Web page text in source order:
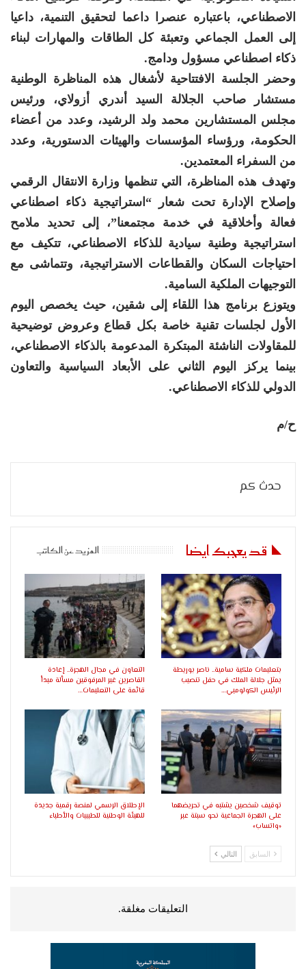
الاصطناعي، باعتباره عنصرا داعما لتحقيق التنمية، داعيا
إلى العمل الجماعي وتعبئة كل الطاقات والمهارات لبناء
ذكاء اصطناعي مسؤول ودامج.
وحضر الجلسة الافتتاحية لأشغال هذه المناظرة الوطنية
مستشار صاحب الجلالة السيد أندري أزولاي، ورئيس
مجلس المستشارين محمد ولد الرشيد، وعدد من أعضاء
الحكومة، ورؤساء المؤسسات والهيئات الدستورية، وعدد
من السفراء المعتمدين.
وتهدف هذه المناظرة، التي تنظمها وزارة الانتقال الرقمي
وإصلاح الإدارة تحت شعار “استراتيجية ذكاء اصطناعي
فعالة وأخلاقية في خدمة مجتمعنا”، إلى تحديد ملامح
استراتيجية وطنية سيادية للذكاء الاصطناعي، تتكيف مع
احتياجات السكان والقطاعات الاستراتيجية، وتتماشى مع
التوجيهات الملكية السامية.
ويتوزع برنامج هذا اللقاء إلى شقين، حيث يخصص اليوم
الأول لجلسات تقنية خاصة بكل قطاع وعروض توضيحية
للمقاولات الناشئة المبتكرة المدعومة بالذكاء الاصطناعي،
بينما يركز اليوم الثاني على الأبعاد السياسية والتعاون
الدولي للذكاء الاصطناعي.
ح/م
حدث كم
قد يعجبك ايضا المزيد عن الكاتب
بتعليمات ملكية سامية.. ناصر بوريطة
يمثل جلالة الملك في حفل تنصيب
الرئيس الكولومبي…
التعاون في مجال الهجرة.. إعادة
القاصرين غير المرفوقين مسألة مبدأ
قائمة على التعليمات…
توقيف شخصين يشتبه في تحريضهما
على الهجرة الجماعية نحو سبتة عبر
«واتساب»
الإطلاق الرسمي لمنصة رقمية جديدة
للهيئة الوطنية للطبيبات والأطباء
السابق التالي
التعليقات مغلقة.